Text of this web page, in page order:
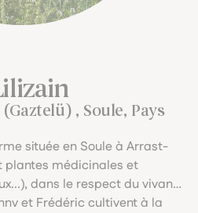
, Soule, Pays
située en Soule à Arrast-
plantes médicinales et
dans le respect du vivant
et Frédéric cultivent à la